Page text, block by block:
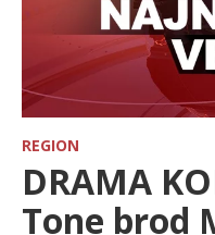
ZADRUGA
SHOWBIZ
HRONIKA
FARMERI
REGION
DRAMA
Tone brod